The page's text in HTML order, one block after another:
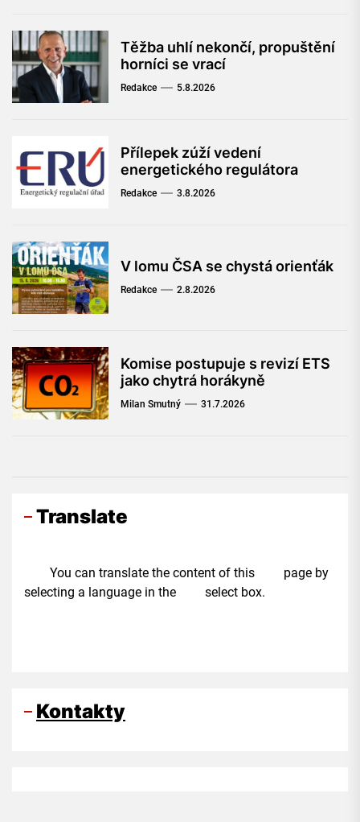
Těžba uhlí nekončí, propuštění
horníci se vrací
Redakce 5.8.2026
Přílepek zúží vedení
energetického regulátora
Redakce 3.8.2026
V lomu ČSA se chystá orienťák
Redakce 2.8.2026
Komise postupuje s revizí ETS
jako chytrá horákyně
Milan Smutný 31.7.2026
Translate
You can translate the content of this page by
selecting a language in the select box.
Kontakty